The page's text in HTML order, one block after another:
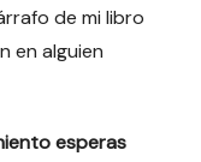
de mi libro
en alguien
esperas